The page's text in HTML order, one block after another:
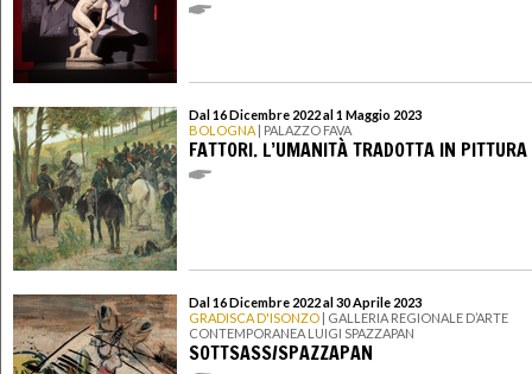
Dal 16 Dicembre 2022 al 1 Maggio 2023
BOLOGNA | PALAZZO FAVA
FATTORI. L’UMANITÀ TRADOTTA IN PITTURA
Dal 16 Dicembre 2022 al 30 Aprile 2023
GRADISCA D'ISONZO | GALLERIA REGIONALE D’ARTE
CONTEMPORANEA LUIGI SPAZZAPAN
SOTTSASS/SPAZZAPAN